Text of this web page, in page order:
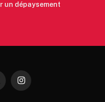
un dépaysement
Instagram